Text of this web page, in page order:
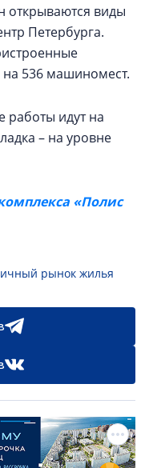
открываются виды
Петербурга.
536 машиномест.
работы идут на
– на уровне
«Полис
рынок жилья